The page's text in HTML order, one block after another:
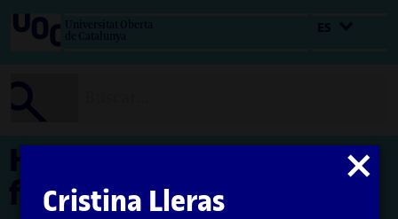
Universitat Oberta
de Catalunya
función que
Cerrar
Cristina Lleras